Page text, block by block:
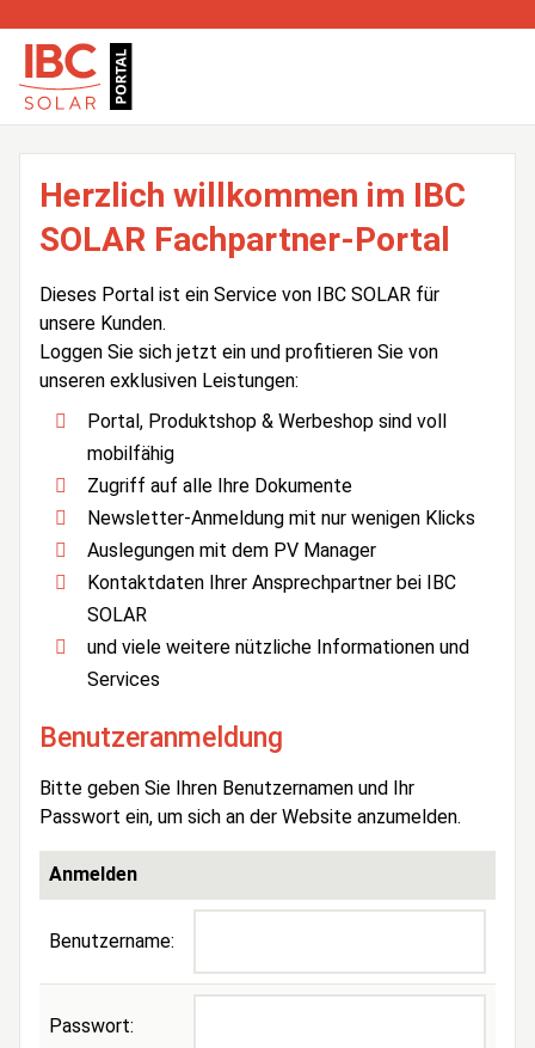
Herzlich willkommen im IBC
SOLAR Fachpartner-Portal
Dieses Portal ist ein Service von IBC SOLAR für
unsere Kunden.
Loggen Sie sich jetzt ein und profitieren Sie von
unseren exklusiven Leistungen:
Portal, Produktshop & Werbeshop sind voll
mobilfähig
Zugriff auf alle Ihre Dokumente
Newsletter-Anmeldung mit nur wenigen Klicks
Auslegungen mit dem PV Manager
Kontaktdaten Ihrer Ansprechpartner bei IBC
SOLAR
und viele weitere nützliche Informationen und
Services
Benutzeranmeldung
Bitte geben Sie Ihren Benutzernamen und Ihr
Passwort ein, um sich an der Website anzumelden.
Anmelden
Benutzername:
Passwort: